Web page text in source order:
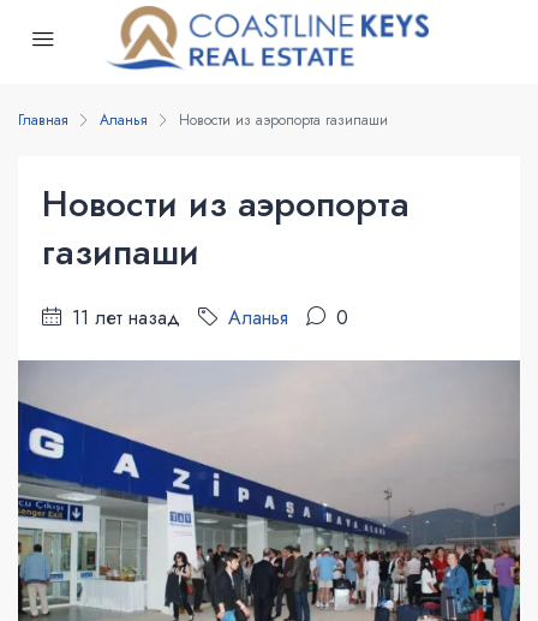
Главная Аланья Новости из аэропорта газипаши
Новости из аэропорта
газипаши
11 лет назад Аланья 0